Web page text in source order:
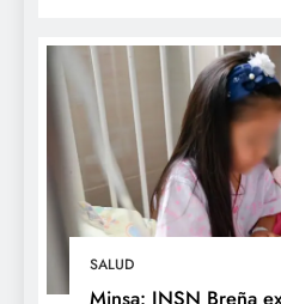
Galen
SALUD
Minsa: INSN Breña